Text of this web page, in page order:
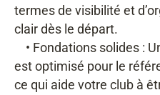
termes de visibilité et
clair dès le départ.
• Fondations solides :
est optimisé pour le
ce qui aide votre club à